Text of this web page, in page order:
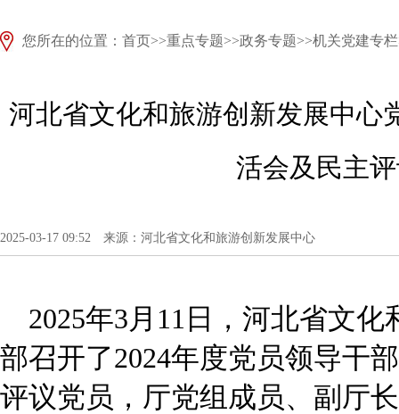
您所在的位置： 首页>>重点专题>>政务专题>>机关党建专栏
河北省文化和旅游创新发展中心
活会及民主
2025-03-17 09:52 来源：河北省文化和旅游创新发展中心
2025年3月11日，河北省文
部召开了2024年度党员领导干
评议党员，厅党组成员、副厅